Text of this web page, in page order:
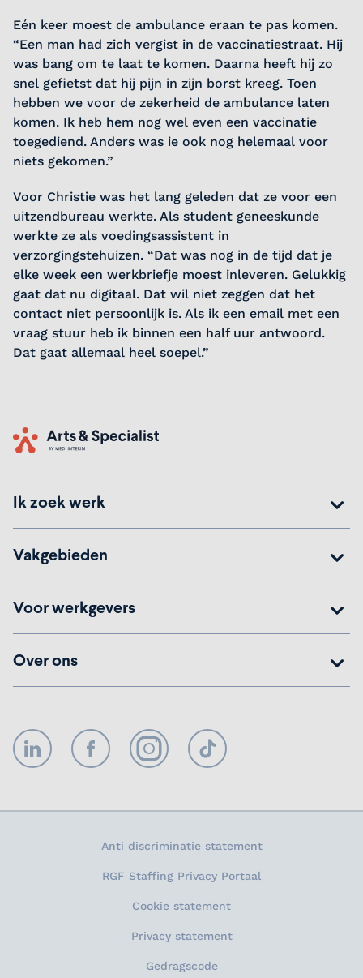
Eén keer moest de ambulance eraan te pas komen.
“Een man had zich vergist in de vaccinatiestraat. Hij
was bang om te laat te komen. Daarna heeft hij zo
snel gefietst dat hij pijn in zijn borst kreeg. Toen
hebben we voor de zekerheid de ambulance laten
komen. Ik heb hem nog wel even een vaccinatie
toegediend. Anders was ie ook nog helemaal voor
niets gekomen.”
Voor Christie was het lang geleden dat ze voor een
uitzendbureau werkte. Als student geneeskunde
werkte ze als voedingsassistent in
verzorgingstehuizen. “Dat was nog in de tijd dat je
elke week een werkbriefje moest inleveren. Gelukkig
gaat dat nu digitaal. Dat wil niet zeggen dat het
contact niet persoonlijk is. Als ik een email met een
vraag stuur heb ik binnen een half uur antwoord.
Dat gaat allemaal heel soepel.”
Home
Ik zoek werk
Vakgebieden
Voor werkgevers
Over ons
LinkedIn FacebookInstagramTikTok
Anti discriminatie statement
RGF Staffing Privacy Portaal
Cookie statement
Privacy statement
Gedragscode